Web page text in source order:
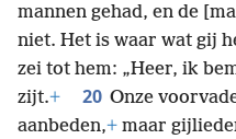
mannen gehad, en de
niet. Het is waar wat gij
zei tot hem: „Heer, ik
zijt.+ 20 Onze
aanbeden,+ maar